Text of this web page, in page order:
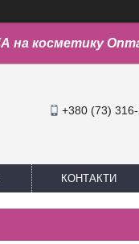
на косметику
+380 (73)
КОНТАКТИ